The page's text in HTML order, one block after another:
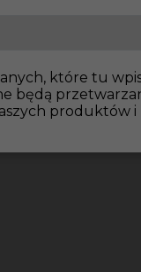
Niemcy
które tu
będą
produktów i